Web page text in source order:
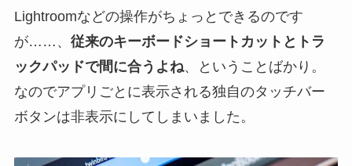
Lightroomなどの操作がちょっとできるのです
が……、 従来のキーボードショートカットとトラ
ックパッドで間に合うよね、ということばかり。
なのでアプリごとに表示される独自のタッチバー
ボタンは非表示にしてしまいました。